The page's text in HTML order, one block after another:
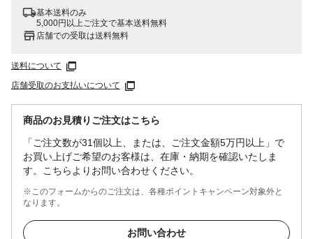
基本送料のみ
5,000円以上ご注文で基本送料無料
店舗での受取は送料無料
送料について
店舗受取のお支払いについて
商品のお見積りご注文はこちら
「ご注文数が31個以上、または、ご注文金額5万円以上」で
お買い上げご希望のお客様は、在庫・納期を確認いたしま
す。こちらよりお問い合わせください。
※このフォームからのご注文は、各種ポイントキャンペーン対象外と
なります。
お問い合わせ